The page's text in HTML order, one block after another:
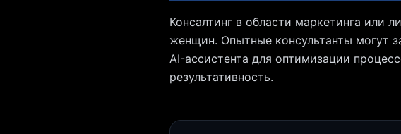
Консалтинг в области маркетинга или
женщин. Опытные консультанты могут
AI-ассистента для оптимизации
результативность.